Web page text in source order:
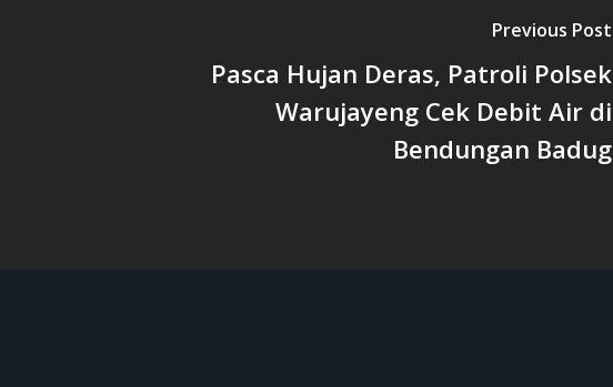
Previous Post
Pasca Hujan Deras, Patroli Polsek
Warujayeng Cek Debit Air di
Bendungan Badug